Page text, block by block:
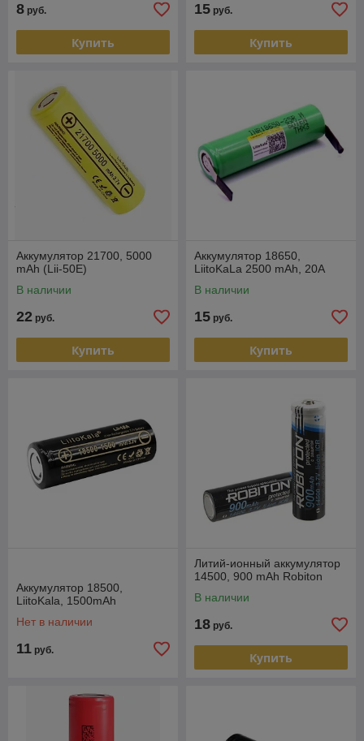
8 руб.
Купить
15 руб.
Купить
Аккумулятор 21700, 5000
mAh (Lii-50E)
В наличии
22 руб.
Купить
Аккумулятор 18650,
LiitoKaLa 2500 mAh, 20А
В наличии
15 руб.
Купить
Аккумулятор 18500,
LiitoKala, 1500mAh
Нет в наличии
11 руб.
Литий-ионный аккумулятор
14500, 900 mAh Robiton
В наличии
18 руб.
Купить